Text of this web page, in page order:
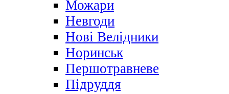
Можари
Невгоди
Нові Велідники
Норинськ
Першотравневе
Підруддя